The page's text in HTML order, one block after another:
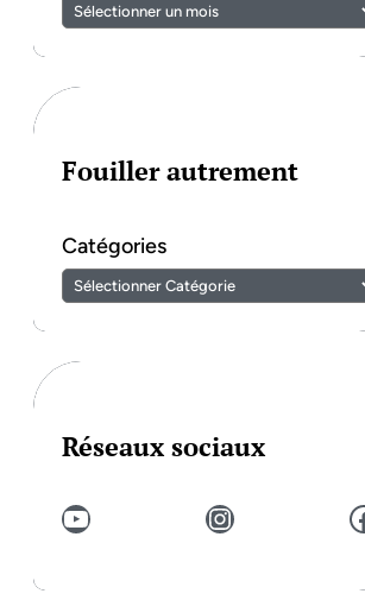
Fouiller autrement
Catégories
Réseaux sociaux
YouTube Instagram Facebook